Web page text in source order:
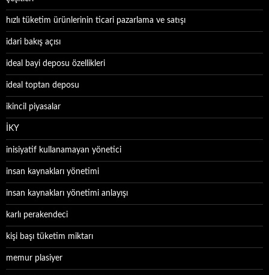
hızlı tüketim ürünlerinin ticari pazarlama ve satışı
idari bakış açısı
ideal bayi deposu özellikleri
ideal toptan deposu
ikincil piyasalar
İKY
inisiyatif kullanamayan yönetici
insan kaynakları yönetimi
insan kaynakları yönetimi anlayışı
karlı perakendeci
kişi başı tüketim miktarı
memur plasiyer